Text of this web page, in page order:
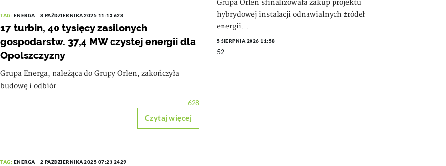
TAG: ENERGA 8 PAŹDZIERNIKA 2025 11:13 628
17 turbin, 40 tysięcy zasilonych
gospodarstw. 37,4 MW czystej energii dla
Opolszczyzny
Grupa Energa, należąca do Grupy Orlen, zakończyła
budowę i odbiór
628
Czytaj więcej
TAG: ENERGA 2 PAŹDZIERNIKA 2025 07:23 2429
Grupa Orlen sfinalizowała zakup projektu
hybrydowej instalacji odnawialnych źródeł
energii...
5 SIERPNIA 2026 11:58
52